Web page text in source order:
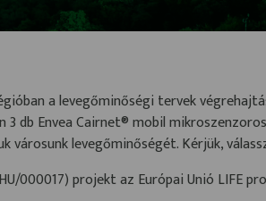
a levegőminőségi tervek
db Envea Cairnet® mobil
városunk levegőminőségét. Kérjük,
HU/000017) projekt az Európai Unió LIFE